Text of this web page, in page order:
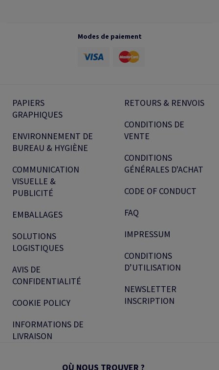
Modes de paiement
PAPIERS
GRAPHIQUES
ENVIRONNEMENT DE
BUREAU & HYGIÈNE
COMMUNICATION
VISUELLE &
PUBLICITÉ
EMBALLAGES
SOLUTIONS
LOGISTIQUES
AVIS DE
CONFIDENTIALITÉ
COOKIE POLICY
INFORMATIONS DE
LIVRAISON
RETOURS & RENVOIS
CONDITIONS DE
VENTE
CONDITIONS
GÉNÉRALES D'ACHAT
CODE OF CONDUCT
FAQ
IMPRESSUM
CONDITIONS
D’UTILISATION
NEWSLETTER
INSCRIPTION
OÙ NOUS TROUVER ?